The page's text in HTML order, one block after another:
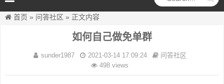
首页 » 问答社区 » 正文内容
如何自己做免单群
sunder1987 2021-03-14 17:09:24
问答社区
498 views